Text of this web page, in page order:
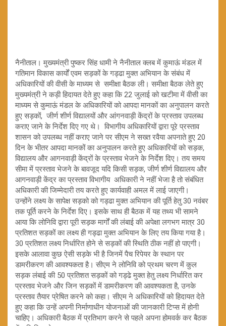
नैनीताल। मुख्यमंत्री पुष्कर सिंह धामी ने नैनीताल क्लब में कुमाऊं मंडल में
गतिमान विकास कार्यों एवम सड़कों के गड्ढा मुक्त अभियान के संबंध में
अधिकारियों की वीसी के माध्यम से समीक्षा बैठक ली। समीक्षा बैठक लेते हुए
मुख्यमंत्री ने कड़ी हिदायत देते हुए कहा कि 22 जुलाई को खटीमा में वीसी का
माध्यम से कुमाऊं मंडल के अधिकारियों को आपदा मानकों का अनुपालन करते
हुए सड़कों, जीर्ण शीर्ण विद्यालयों और आंगनवाड़ी केंद्रों के प्रस्ताव उपलब्ध
कराए जाने के निर्देश दिए गए थे। विभागीय अधिकारियों द्वारा पूरे प्रस्ताव
शासन को उपलब्ध नहीं कराए जाने पर सीएम ने सख्त रवैया अपनाते हुए 20
दिन के भीतर आपदा मानकों का अनुपालन करते हुए अधिकारियों को सड़क,
विद्यालय और आगनवाड़ी केंद्रों के प्रस्ताव भेजने के निर्देश दिए। तय समय
सीमा में प्रस्ताव भेजने के बावजूद यदि किसी सड़क, जीर्ण शीर्ण विद्यालय और
आगनवाड़ी केंद्र का प्रस्ताव विभागीय अधिकारी ने नहीं भेजा है तो संबंधित
अधिकारी की जिम्मेदारी तय करते हुए कार्यवाही अमल में लाई जाएगी।
उन्होंने लक्ष्य के सापेक्ष सड़को को गड्ढा मुक्त अभियान की पूर्ति हेतु 30 नवंबर
तक पूर्ति करने के निर्देश दिए। इसके साथ ही बैठक में यह तथ्य भी सामने
आया कि लोनिवि द्वारा पूरी सड़क मार्गों की लंबाई की अपेक्षा लगभग मात्र 30
प्रतिशत सड़कों का लक्ष्य ही गड्ढा मुक्त अभियान के लिए तय किया गया है।
30 प्रतिशत लक्ष्य निर्धारित होने से सड़कों की स्थिति ठीक नहीं हो पाएगी।
इसके आलावा कुछ ऐसी सड़के भी है जिनमें पैच रिपेयर के स्थान पर
डामरीकरण की आवश्यकता है। सीएम ने लोनिवि को प्रथम चरण में कुल
सड़क लंबाई की 50 प्रतिशत सड़कों को गड्ढे मुक्त हेतु लक्ष्य निर्धारित कर
प्रस्ताव भेजने और जिन सड़कों में डामरीकरण की आवश्यकता है, उनके
प्रस्ताव तैयार प्रेषित करने को कहा। सीएम ने अधिकारियों को हिदायत देते
हुए कहा कि उन्हें अपनी निर्माणाधीन योजनाओं की जानकारी टिप्स में होनी
चाहिए। अधिकारी बैठक में प्रतिभाग करने से पहले अपना होमवर्क कर बैठक